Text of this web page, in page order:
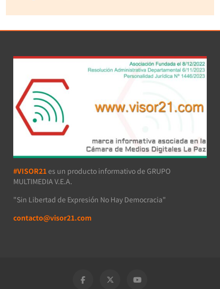
#VISOR21 es un producto informativo de GRUPO
MULTIMEDIA V.E.A.
"Sin Libertad de Expresión No Hay Democracia"
contacto@visor21.com